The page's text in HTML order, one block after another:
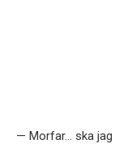
— Morfar… ska